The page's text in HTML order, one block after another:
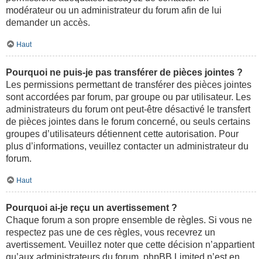
modérateur ou un administrateur du forum afin de lui
demander un accès.
Haut
Pourquoi ne puis-je pas transférer de pièces jointes ?
Les permissions permettant de transférer des pièces jointes
sont accordées par forum, par groupe ou par utilisateur. Les
administrateurs du forum ont peut-être désactivé le transfert
de pièces jointes dans le forum concerné, ou seuls certains
groupes d’utilisateurs détiennent cette autorisation. Pour
plus d’informations, veuillez contacter un administrateur du
forum.
Haut
Pourquoi ai-je reçu un avertissement ?
Chaque forum a son propre ensemble de règles. Si vous ne
respectez pas une de ces règles, vous recevrez un
avertissement. Veuillez noter que cette décision n’appartient